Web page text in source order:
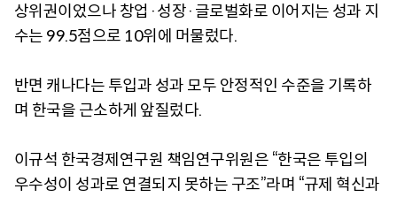
상위권이었으나 창업·성장·글로벌화로 이어지는 성과 지
수는 99.5점으로 10위에 머물렀다.
반면 캐나다는 투입과 성과 모두 안정적인 수준을 기록하
며 한국을 근소하게 앞질렀다.
이규석 한국경제연구원 책임연구위원은 “한국은 투입의
우수성이 성과로 연결되지 못하는 구조”라며 “규제 혁신과